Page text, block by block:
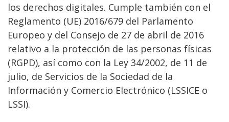
los derechos digitales. Cumple también con el
Reglamento (UE) 2016/679 del Parlamento
Europeo y del Consejo de 27 de abril de 2016
relativo a la protección de las personas físicas
(RGPD), así como con la Ley 34/2002, de 11 de
julio, de Servicios de la Sociedad de la
Información y Comercio Electrónico (LSSICE o
LSSI).